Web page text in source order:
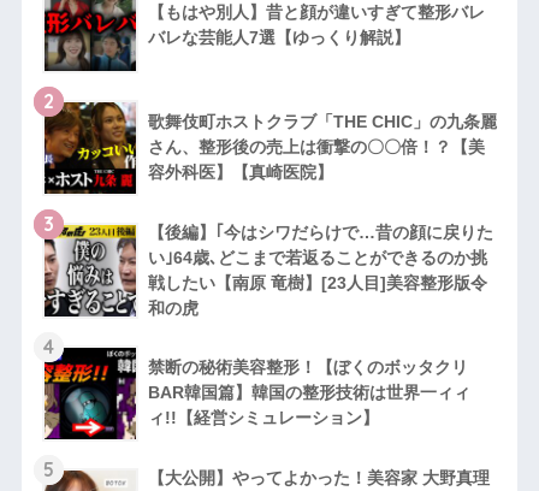
【もはや別人】昔と顔が違いすぎて整形バレ
バレな芸能人7選【ゆっくり解説】
2
歌舞伎町ホストクラブ「THE CHIC」の九条麗
さん、整形後の売上は衝撃の〇〇倍！？【美
容外科医】【真崎医院】
3
【後編】｢今はシワだらけで…昔の顔に戻りた
い｣64歳､どこまで若返ることができるのか挑
戦したい【南原 竜樹】[23人目]美容整形版令
和の虎
4
禁断の秘術美容整形！【ぼくのボッタクリ
BAR韓国篇】韓国の整形技術は世界一ィィ
ィ!!【経営シミュレーション】
5
【大公開】やってよかった！美容家 大野真理